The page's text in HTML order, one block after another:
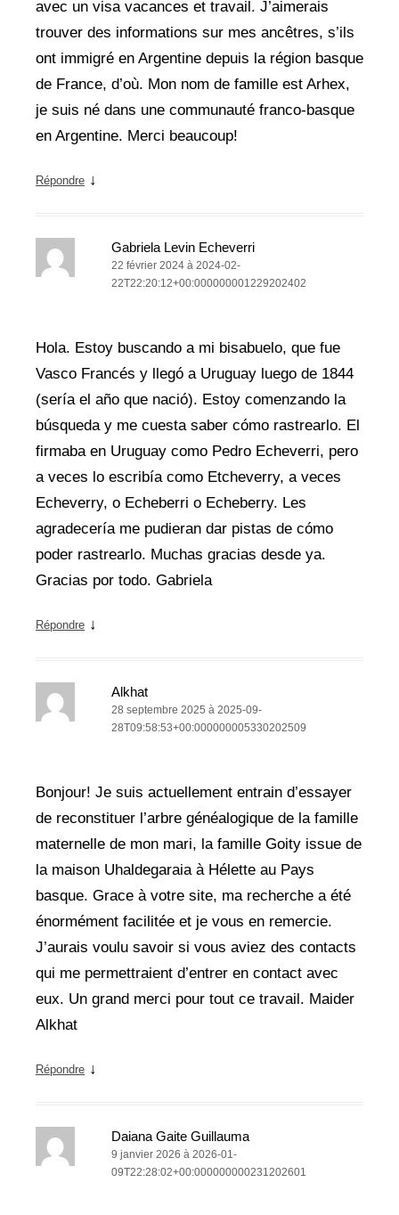
avec un visa vacances et travail. J’aimerais
trouver des informations sur mes ancêtres, s’ils
ont immigré en Argentine depuis la région basque
de France, d’où. Mon nom de famille est Arhex,
je suis né dans une communauté franco-basque
en Argentine. Merci beaucoup!
Répondre ↓
Gabriela Levin Echeverri
22 février 2024 à 2024-02-
22T22:20:12+00:000000001229202402
Hola. Estoy buscando a mi bisabuelo, que fue
Vasco Francés y llegó a Uruguay luego de 1844
(sería el año que nació). Estoy comenzando la
búsqueda y me cuesta saber cómo rastrearlo. El
firmaba en Uruguay como Pedro Echeverri, pero
a veces lo escribía como Etcheverry, a veces
Echeverry, o Echeberri o Echeberry. Les
agradecería me pudieran dar pistas de cómo
poder rastrearlo. Muchas gracias desde ya.
Gracias por todo. Gabriela
Répondre ↓
Alkhat
28 septembre 2025 à 2025-09-
28T09:58:53+00:000000005330202509
Bonjour! Je suis actuellement entrain d’essayer
de reconstituer l’arbre généalogique de la famille
maternelle de mon mari, la famille Goity issue de
la maison Uhaldegaraia à Hélette au Pays
basque. Grace à votre site, ma recherche a été
énormément facilitée et je vous en remercie.
J’aurais voulu savoir si vous aviez des contacts
qui me permettraient d’entrer en contact avec
eux. Un grand merci pour tout ce travail. Maider
Alkhat
Répondre ↓
Daiana Gaite Guillauma
9 janvier 2026 à 2026-01-
09T22:28:02+00:000000000231202601